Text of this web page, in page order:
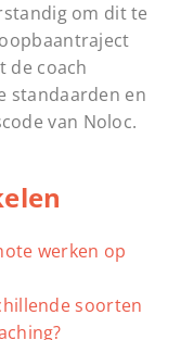
om dit te
de coach
standaarden en
van Noloc.
werken op
soorten